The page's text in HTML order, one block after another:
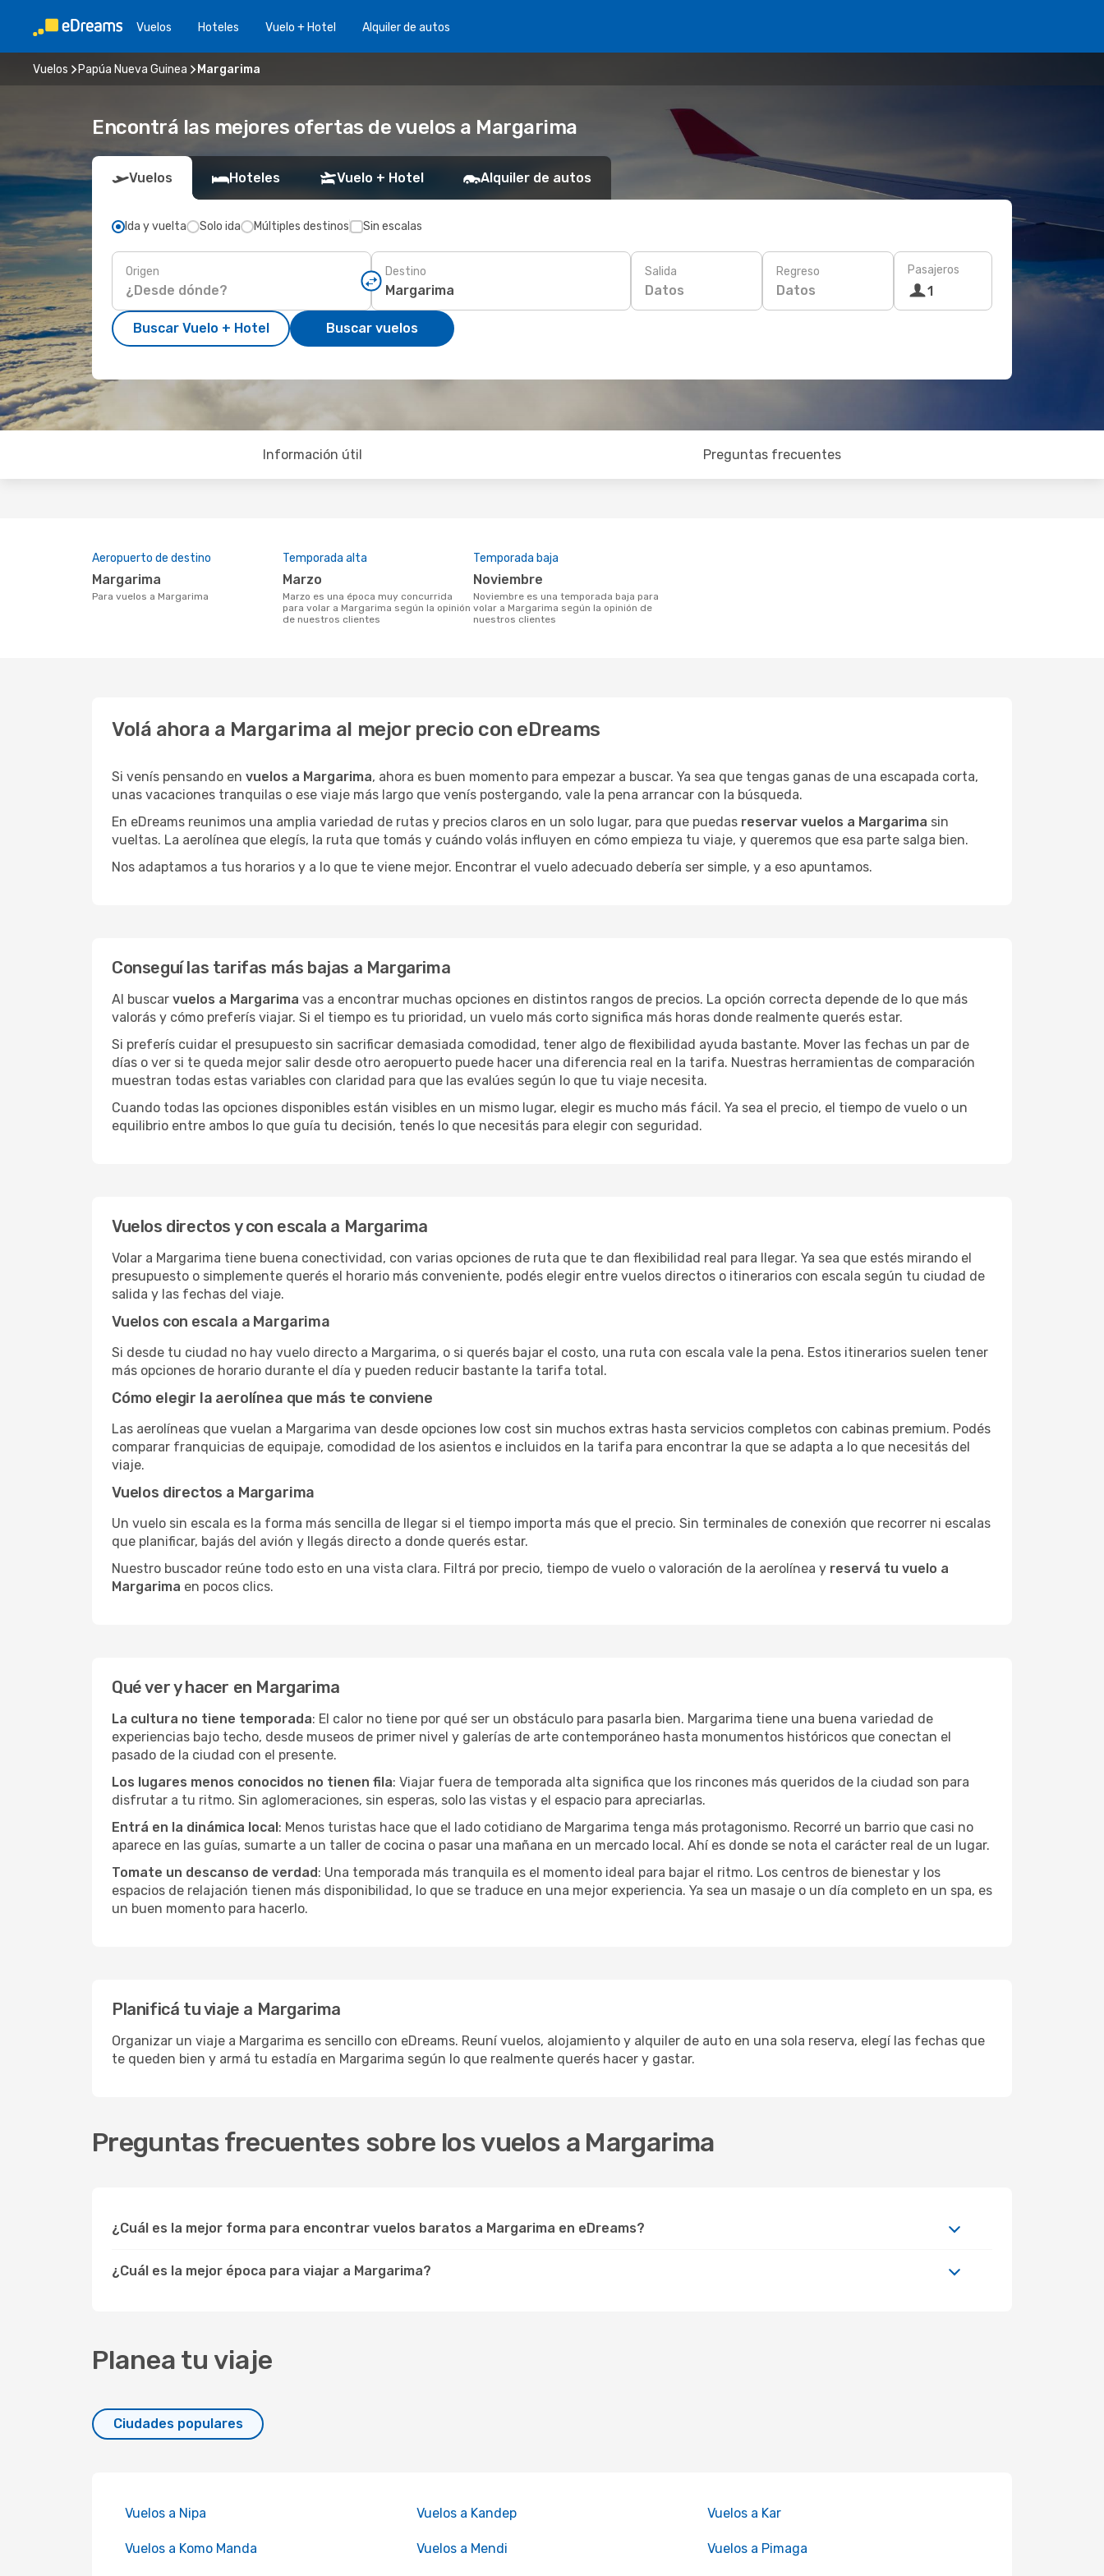
Vuelos Hoteles Vuelo + Hotel Alquiler de autos
Vuelos Papúa Nueva Guinea Margarima
Encontrá las mejores ofertas de vuelos a Margarima
Vuelos Hoteles Vuelo + Hotel Alquiler de autos
Ida y vuelta Solo ida Múltiples destinos Sin escalas
Origen Destino Salida
Datos
Regreso
Datos
Pasajeros
1
Buscar Vuelo + Hotel Buscar vuelos
Información útil Preguntas frecuentes
Aeropuerto de destino
Margarima
Para vuelos a Margarima
Temporada alta
marzo
marzo es una época muy concurrida
para volar a Margarima según la opinión
de nuestros clientes
Temporada baja
noviembre
noviembre es una temporada baja para
volar a Margarima según la opinión de
nuestros clientes
Volá ahora a Margarima al mejor precio con eDreams
Si venís pensando en vuelos a Margarima, ahora es buen momento para empezar a buscar. Ya sea que tengas ganas de una escapada corta,
unas vacaciones tranquilas o ese viaje más largo que venís postergando, vale la pena arrancar con la búsqueda.
En eDreams reunimos una amplia variedad de rutas y precios claros en un solo lugar, para que puedas reservar vuelos a Margarima sin
vueltas. La aerolínea que elegís, la ruta que tomás y cuándo volás influyen en cómo empieza tu viaje, y queremos que esa parte salga bien.
Nos adaptamos a tus horarios y a lo que te viene mejor. Encontrar el vuelo adecuado debería ser simple, y a eso apuntamos.
Conseguí las tarifas más bajas a Margarima
Al buscar vuelos a Margarima vas a encontrar muchas opciones en distintos rangos de precios. La opción correcta depende de lo que más
valorás y cómo preferís viajar. Si el tiempo es tu prioridad, un vuelo más corto significa más horas donde realmente querés estar.
Si preferís cuidar el presupuesto sin sacrificar demasiada comodidad, tener algo de flexibilidad ayuda bastante. Mover las fechas un par de
días o ver si te queda mejor salir desde otro aeropuerto puede hacer una diferencia real en la tarifa. Nuestras herramientas de comparación
muestran todas estas variables con claridad para que las evalúes según lo que tu viaje necesita.
Cuando todas las opciones disponibles están visibles en un mismo lugar, elegir es mucho más fácil. Ya sea el precio, el tiempo de vuelo o un
equilibrio entre ambos lo que guía tu decisión, tenés lo que necesitás para elegir con seguridad.
Vuelos directos y con escala a Margarima
Volar a Margarima tiene buena conectividad, con varias opciones de ruta que te dan flexibilidad real para llegar. Ya sea que estés mirando el
presupuesto o simplemente querés el horario más conveniente, podés elegir entre vuelos directos o itinerarios con escala según tu ciudad de
salida y las fechas del viaje.
Vuelos con escala a Margarima
Si desde tu ciudad no hay vuelo directo a Margarima, o si querés bajar el costo, una ruta con escala vale la pena. Estos itinerarios suelen tener
más opciones de horario durante el día y pueden reducir bastante la tarifa total.
Cómo elegir la aerolínea que más te conviene
Las aerolíneas que vuelan a Margarima van desde opciones low cost sin muchos extras hasta servicios completos con cabinas premium. Podés
comparar franquicias de equipaje, comodidad de los asientos e incluidos en la tarifa para encontrar la que se adapta a lo que necesitás del
viaje.
Vuelos directos a Margarima
Un vuelo sin escala es la forma más sencilla de llegar si el tiempo importa más que el precio. Sin terminales de conexión que recorrer ni escalas
que planificar, bajás del avión y llegás directo a donde querés estar.
Nuestro buscador reúne todo esto en una vista clara. Filtrá por precio, tiempo de vuelo o valoración de la aerolínea y reservá tu vuelo a
Margarima en pocos clics.
Qué ver y hacer en Margarima
La cultura no tiene temporada: El calor no tiene por qué ser un obstáculo para pasarla bien. Margarima tiene una buena variedad de
experiencias bajo techo, desde museos de primer nivel y galerías de arte contemporáneo hasta monumentos históricos que conectan el
pasado de la ciudad con el presente.
Los lugares menos conocidos no tienen fila: Viajar fuera de temporada alta significa que los rincones más queridos de la ciudad son para
disfrutar a tu ritmo. Sin aglomeraciones, sin esperas, solo las vistas y el espacio para apreciarlas.
Entrá en la dinámica local: Menos turistas hace que el lado cotidiano de Margarima tenga más protagonismo. Recorré un barrio que casi no
aparece en las guías, sumarte a un taller de cocina o pasar una mañana en un mercado local. Ahí es donde se nota el carácter real de un lugar.
Tomate un descanso de verdad: Una temporada más tranquila es el momento ideal para bajar el ritmo. Los centros de bienestar y los
espacios de relajación tienen más disponibilidad, lo que se traduce en una mejor experiencia. Ya sea un masaje o un día completo en un spa, es
un buen momento para hacerlo.
Planificá tu viaje a Margarima
Organizar un viaje a Margarima es sencillo con eDreams. Reuní vuelos, alojamiento y alquiler de auto en una sola reserva, elegí las fechas que
te queden bien y armá tu estadía en Margarima según lo que realmente querés hacer y gastar.
Preguntas frecuentes sobre los vuelos a Margarima
¿Cuál es la mejor forma para encontrar vuelos baratos a Margarima en eDreams?
¿Cuál es la mejor época para viajar a Margarima?
Planea tu viaje
Ciudades populares
Vuelos a Nipa Vuelos a Kandep Vuelos a Kar
Vuelos a Komo Manda Vuelos a Mendi Vuelos a Pimaga